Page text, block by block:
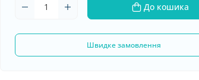
До кошика
Швидке замовлення